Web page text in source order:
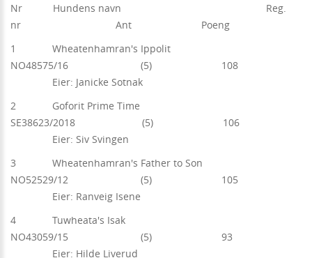
Nr Hundens navn Reg.
nr Ant Poeng
1 Wheatenhamran's Ippolit
NO48575/16 (5) 108
Eier: Janicke Sotnak
2 Goforit Prime Time
SE38623/2018 (5) 106
Eier: Siv Svingen
3 Wheatenhamran's Father to Son
NO52529/12 (5) 105
Eier: Ranveig Isene
4 Tuwheata's Isak
NO43059/15 (5) 93
Eier: Hilde Liverud